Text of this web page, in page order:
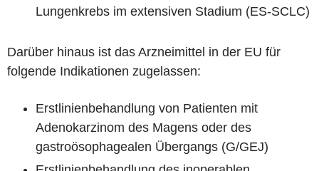
Lungenkrebs im extensiven Stadium (ES-SCLC)
Darüber hinaus ist das Arzneimittel in der EU für
folgende Indikationen zugelassen:
Erstlinienbehandlung von Patienten mit
Adenokarzinom des Magens oder des
gastroösophagealen Übergangs (G/GEJ)